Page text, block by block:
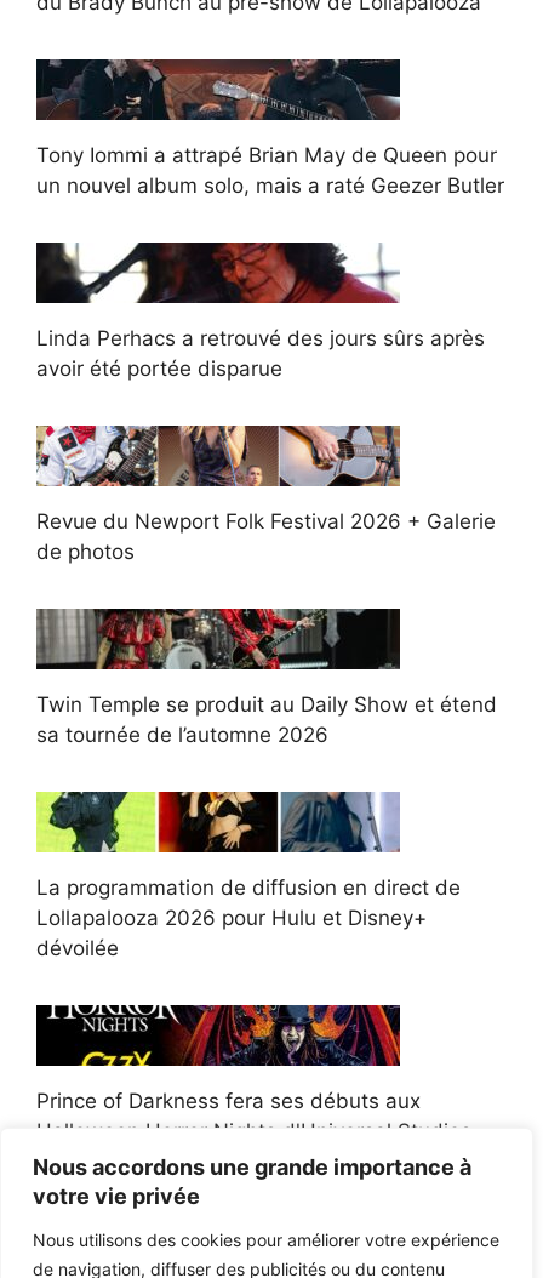
Nous accordons une grande importance à
votre vie privée
Nous utilisons des cookies pour améliorer votre expérience
de navigation, diffuser des publicités ou du contenu
Tony Iommi a attrapé Brian May de Queen pour
un nouvel album solo, mais a raté Geezer Butler
Linda Perhacs a retrouvé des jours sûrs après
avoir été portée disparue
Revue du Newport Folk Festival 2026 + Galerie
de photos
Twin Temple se produit au Daily Show et étend
sa tournée de l’automne 2026
La programmation de diffusion en direct de
Lollapalooza 2026 pour Hulu et Disney+
dévoilée
Prince of Darkness fera ses débuts aux
Halloween Horror Nights d'Universal Studios